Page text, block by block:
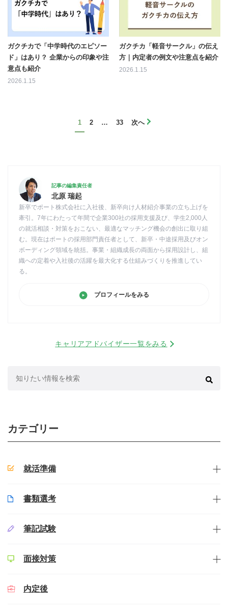
ガクチカで「中学時代のエピソー
ド」はあり？ 企業からの印象や注
意点も紹介
2026.1.15
ガクチカ「軽音サークル」の伝え
方｜内定者の例文や注意点を紹介
2026.1.15
1 2 … 33 次へ
記事の編集責任者
北原 瑞起
新卒でポート株式会社に入社後、新卒向け人材紹介事業の立ち上げを
牽引。7年にわたって年間で企業300社の採用支援及び、学生2,000人
の就活相談・対策をおこない、最適なマッチング機会の創出に取り組
む。現在はポートの採用部門責任者として、新卒・中途採用及びオン
ボーディング領域を統括。事業・組織成長の両面から採用設計し、組
織への定着や入社後の活躍を最大化する仕組みづくりを推進してい
る。
プロフィールをみる
キャリアアドバイザー一覧をみる
カテゴリー
就活準備
書類選考
筆記試験
面接対策
内定後